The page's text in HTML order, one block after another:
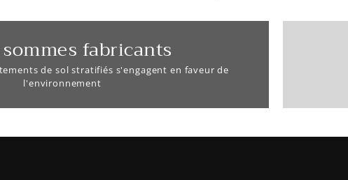
fabricants
de sol stratifiés s'engagent en faveur de
l'environnement